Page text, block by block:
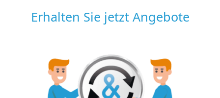
Erhalten Sie jetzt Angebote